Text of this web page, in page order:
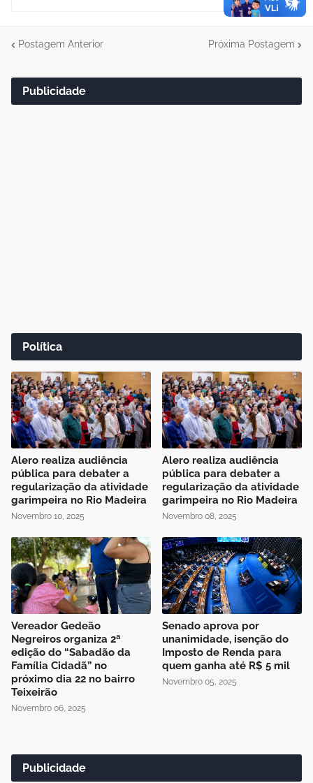
Postagem Anterior Próxima Postagem
Publicidade
Política
Alero realiza audiência
pública para debater a
regularização da atividade
garimpeira no Rio Madeira
Novembro 10, 2025
Alero realiza audiência
pública para debater a
regularização da atividade
garimpeira no Rio Madeira
Novembro 08, 2025
Vereador Gedeão
Negreiros organiza 2ª
edição do “Sabadão da
Família Cidadã” no
próximo dia 22 no bairro
Teixeirão
Novembro 06, 2025
Senado aprova por
unanimidade, isenção do
Imposto de Renda para
quem ganha até R$ 5 mil
Novembro 05, 2025
Publicidade